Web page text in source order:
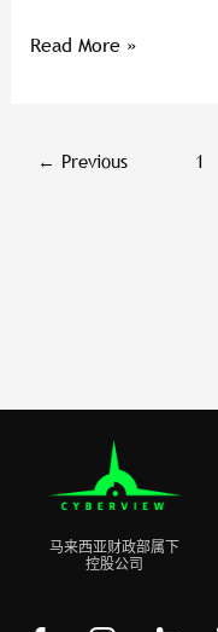
Read More »
← Previous 1
⻢来⻄亚财政部属下
控股公司